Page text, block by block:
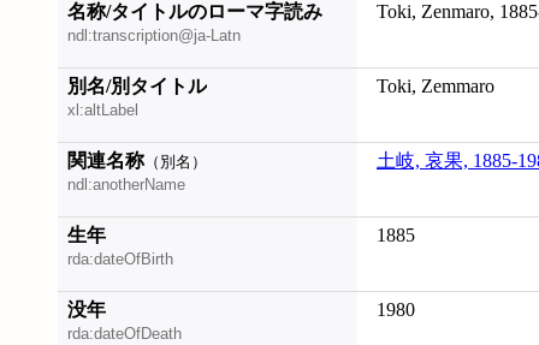
名称/タイトルのローマ字読み
ndl:transcription@ja-Latn
Toki, Zenmaro,
別名/別タイトル
xl:altLabel
Toki, Zemmaro
関連名称（別名）
ndl:anotherName
土岐, 哀果, 1885-
生年
rda:dateOfBirth
1885
没年
rda:dateOfDeath
1980